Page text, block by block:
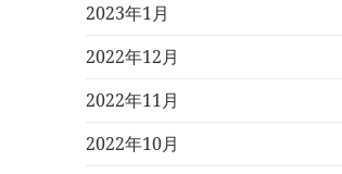
2023年1月
2022年12月
2022年11月
2022年10月